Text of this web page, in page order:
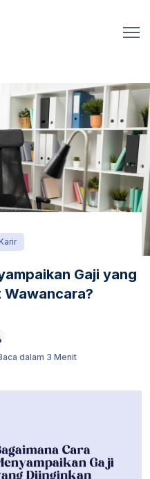
Gaji yang
Wawancara?
dalam 3 Menit